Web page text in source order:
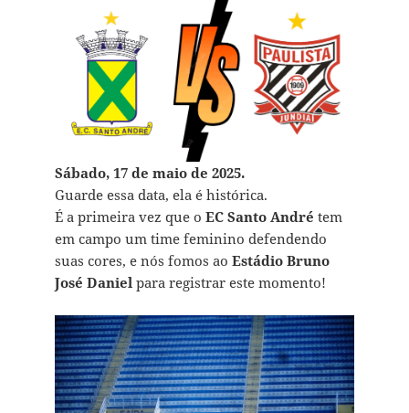
Sábado, 17 de maio de 2025.
Guarde essa data, ela é histórica.
É a primeira vez que o EC Santo André tem
em campo um time feminino defendendo
suas cores, e nós fomos ao Estádio Bruno
José Daniel para registrar este momento!